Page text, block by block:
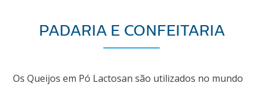
PADARIA E CONFEITARIA
Os Queijos em Pó Lactosan são utilizados no mundo